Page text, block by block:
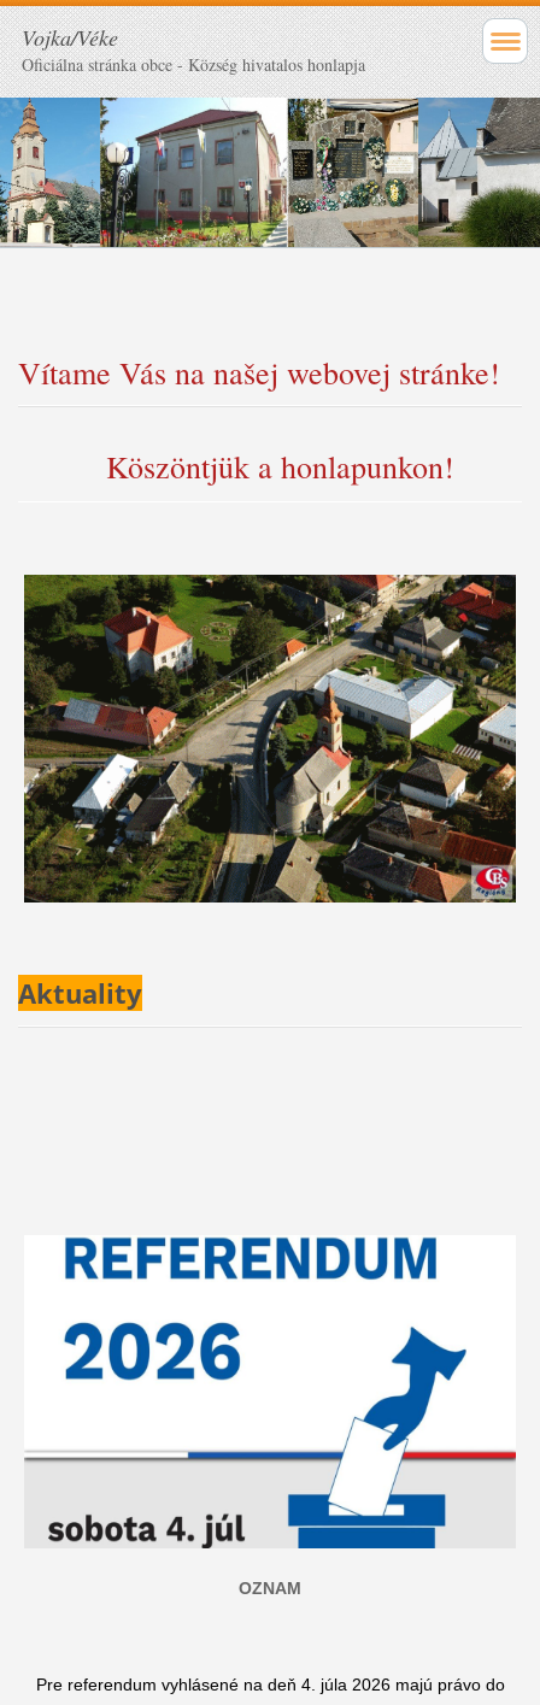
Vojka/Véke
Oficiálna stránka obce - Község hivatalos honlapja
Vítame Vás na našej webovej stránke!
Köszöntjük a honlapunkon!
Aktuality
OZNAM
Pre referendum vyhlásené na deň 4. júla 2026 majú právo do